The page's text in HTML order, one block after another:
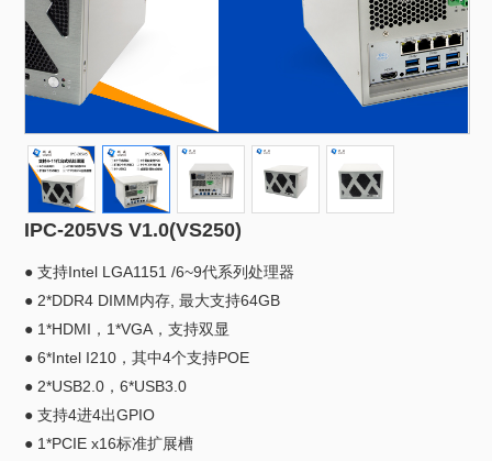
IPC-205VS V1.0(VS250)
● 支持Intel LGA1151 /6~9代系列处理器
● 2*DDR4 DIMM内存, 最大支持64GB
● 1*HDMI，1*VGA，支持双显
● 6*Intel I210，其中4个支持POE
● 2*USB2.0，6*USB3.0
● 支持4进4出GPIO
● 1*PCIE x16标准扩展槽